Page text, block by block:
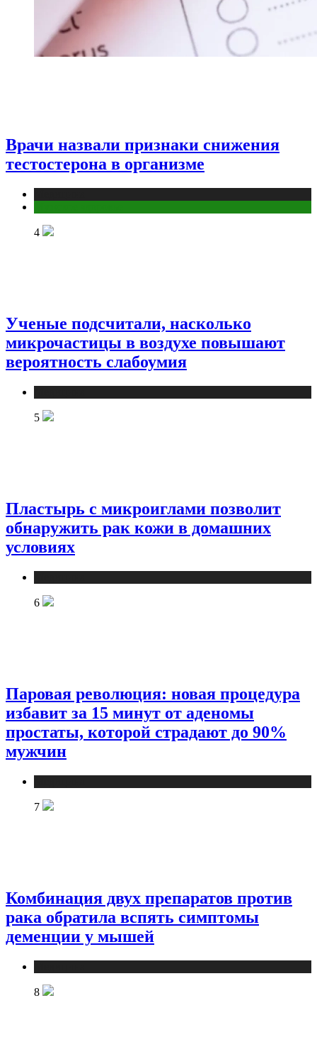
Врачи назвали признаки снижения
тестостерона в организме
4
Ученые подсчитали, насколько
микрочастицы в воздухе повышают
вероятность слабоумия
5
Пластырь с микроиглами позволит
обнаружить рак кожи в домашних
условиях
6
Паровая революция: новая процедура
избавит за 15 минут от аденомы
простаты, которой страдают до 90%
мужчин
7
Комбинация двух препаратов против
рака обратила вспять симптомы
деменции у мышей
8